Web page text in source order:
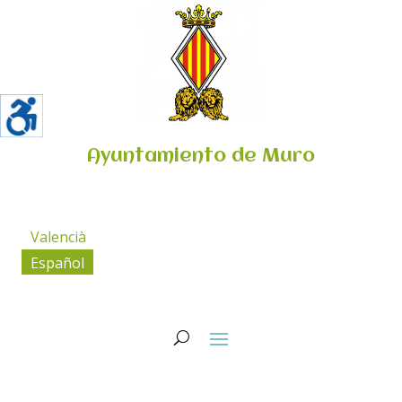
Ayuntamiento de Muro
Valencià
Español